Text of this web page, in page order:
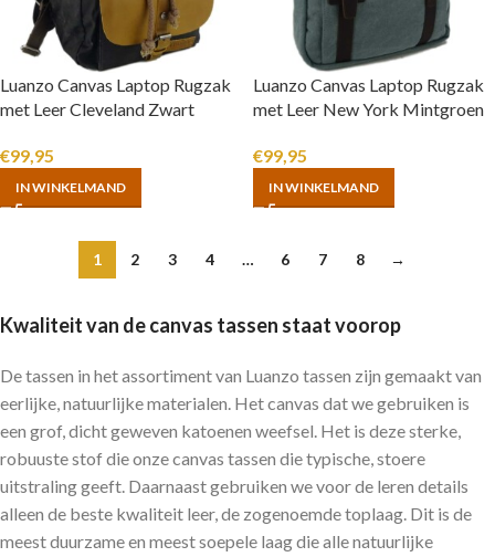
Luanzo Canvas Laptop Rugzak
met Leer Cleveland Zwart
€99,95
IN WINKELMAND
Luanzo Canvas Laptop Rugzak
met Leer New York Mintgroen
€99,95
IN WINKELMAND
1 2 3 4 … 6 7 8 →
Kwaliteit van de canvas tassen staat voorop
De tassen in het assortiment van Luanzo tassen zijn gemaakt van
eerlijke, natuurlijke materialen. Het canvas dat we gebruiken is
een grof, dicht geweven katoenen weefsel. Het is deze sterke,
robuuste stof die onze canvas tassen die typische, stoere
uitstraling geeft. Daarnaast gebruiken we voor de leren details
alleen de beste kwaliteit leer, de zogenoemde toplaag. Dit is de
meest duurzame en meest soepele laag die alle natuurlijke